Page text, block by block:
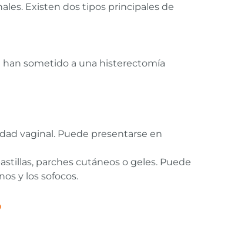
Existen dos tipos principales de
sometido a una histerectomía
vaginal. Puede presentarse en
parches cutáneos o geles. Puede
y los sofocos.